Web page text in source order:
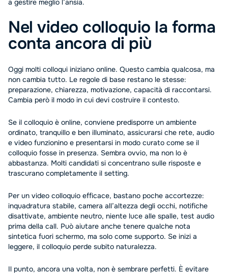
a gestire meglio l’ansia.
Nel video colloquio la forma
conta ancora di più
Oggi molti colloqui iniziano online. Questo cambia qualcosa, ma
non cambia tutto. Le regole di base restano le stesse:
preparazione, chiarezza, motivazione, capacità di raccontarsi.
Cambia però il modo in cui devi costruire il contesto.
Se il colloquio è online, conviene predisporre un ambiente
ordinato, tranquillo e ben illuminato, assicurarsi che rete, audio
e video funzionino e presentarsi in modo curato come se il
colloquio fosse in presenza. Sembra ovvio, ma non lo è
abbastanza. Molti candidati si concentrano sulle risposte e
trascurano completamente il setting.
Per un video colloquio efficace, bastano poche accortezze:
inquadratura stabile, camera all’altezza degli occhi, notifiche
disattivate, ambiente neutro, niente luce alle spalle, test audio
prima della call. Può aiutare anche tenere qualche nota
sintetica fuori schermo, ma solo come supporto. Se inizi a
leggere, il colloquio perde subito naturalezza.
Il punto, ancora una volta, non è sembrare perfetti. È evitare